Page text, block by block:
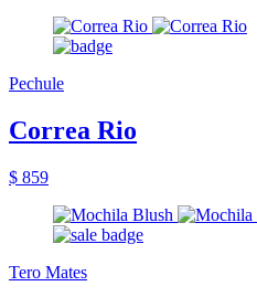
Pechule
Correa Rio
$ 859
Tero Mates